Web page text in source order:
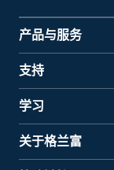
产品与服务
支持
学习
关于格兰富